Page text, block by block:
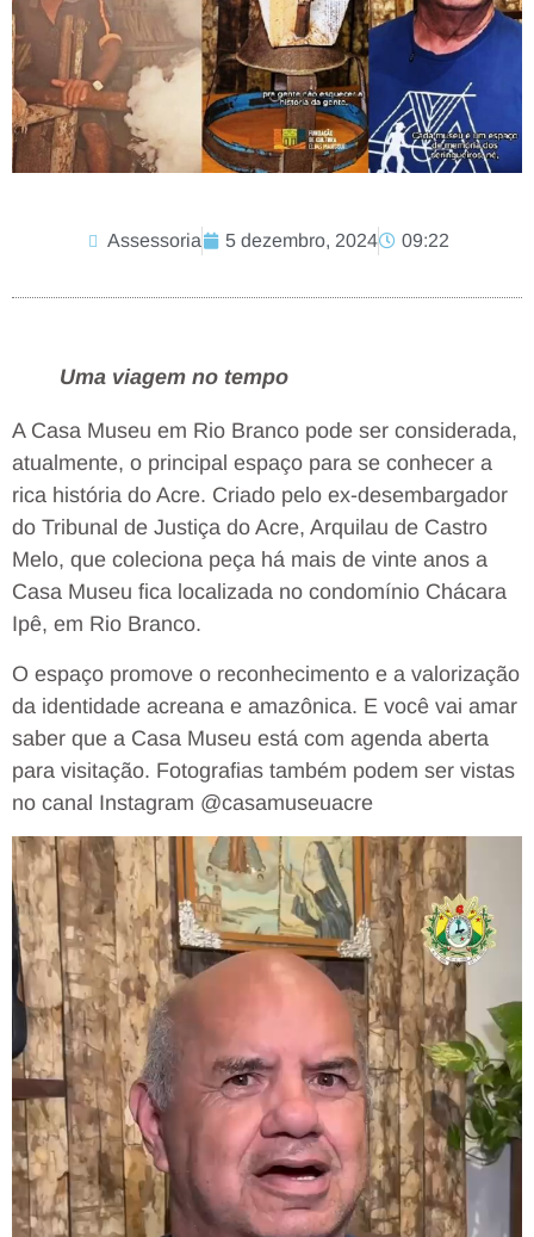
Assessoria 5 dezembro, 2024 09:22
Uma viagem no tempo
A Casa Museu em Rio Branco pode ser considerada,
atualmente, o principal espaço para se conhecer a
rica história do Acre. Criado pelo ex-desembargador
do Tribunal de Justiça do Acre, Arquilau de Castro
Melo, que coleciona peça há mais de vinte anos a
Casa Museu fica localizada no condomínio Chácara
Ipê, em Rio Branco.
O espaço promove o reconhecimento e a valorização
da identidade acreana e amazônica. E você vai amar
saber que a Casa Museu está com agenda aberta
para visitação. Fotografias também podem ser vistas
no canal Instagram @casamuseuacre
Tocador
de
vídeo